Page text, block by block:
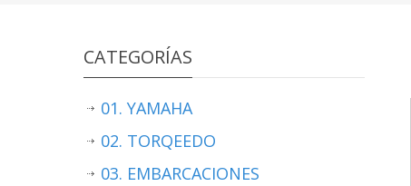
CATEGORÍAS
01. YAMAHA
02. TORQEEDO
03. EMBARCACIONES